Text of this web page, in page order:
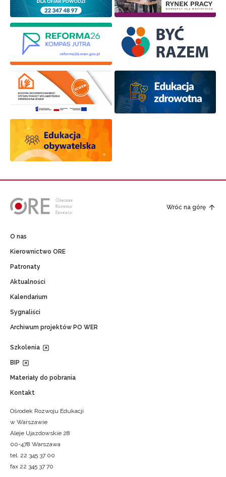
Wróć na górę
O nas
Kierownictwo ORE
Patronaty
Aktualności
Kalendarium
Sygnaliści
Archiwum projektów PO WER
Szkolenia
BIP
Materiały do pobrania
Kontakt
Ośrodek Rozwoju Edukacji
w Warszawie
Aleje Ujazdowskie 28
00-478 Warszawa
tel. 22 345 37 00
fax 22 345 37 70